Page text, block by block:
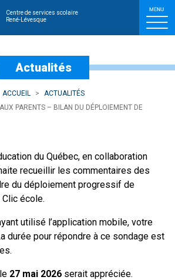
Centre de services scolaire
René-Lévesque
aux
Actualités
ACCUEIL
ACTUALITÉS
PARENTS – BILAN DU DÉPLOIEMENT DE
du Québec, en collaboration
recueillir les commentaires des
du déploiement progressif de
école.
utilisé l’application mobile, votre
durée pour répondre à ce sondage est
27 mai 2026 serait appréciée.